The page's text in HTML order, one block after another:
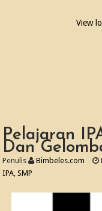
View
Pelajaran
Dan
Penulis Bimbeles.com
IPA,SMP